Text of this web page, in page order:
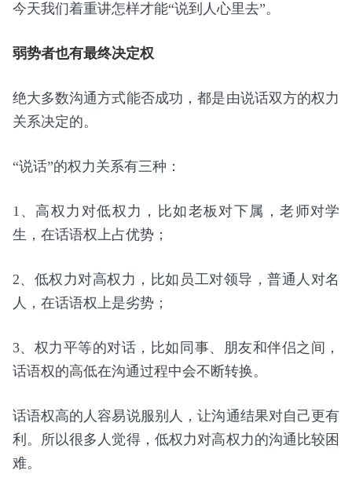
今天我们着重讲怎样才能“说到人心里去”。
弱势者也有最终决定权
绝大多数沟通方式能否成功，都是由说话双方的权力
关系决定的。
“说话”的权力关系有三种：
1、高权力对低权力，比如老板对下属，老师对学
生，在话语权上占优势；
2、低权力对高权力，比如员工对领导，普通人对名
人，在话语权上是劣势；
3、权力平等的对话，比如同事、朋友和伴侣之间，
话语权的高低在沟通过程中会不断转换。
话语权高的人容易说服别人，让沟通结果对自己更有
利。所以很多人觉得，低权力对高权力的沟通比较困
难。